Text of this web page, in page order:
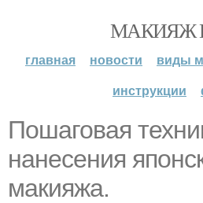
МАКИЯЖ
главная новости виды
инструкции
Пошаговая
нанесения
макияжа.